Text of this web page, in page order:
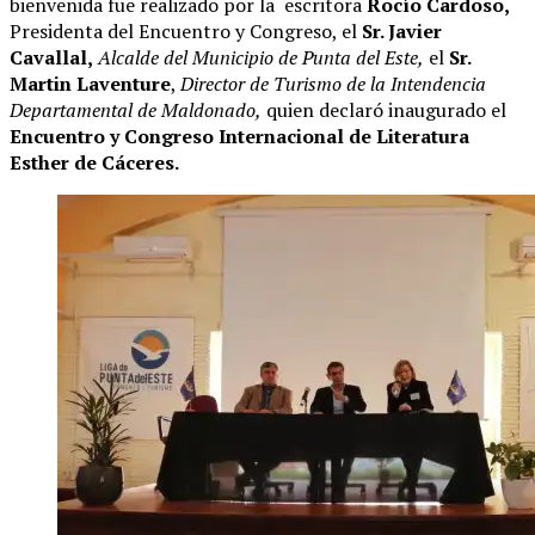
Presidenta del Encuentro y Congreso, el Sr. Javier
Cavallal, Alcalde del Municipio de Punta del Este, el Sr.
Martin Laventure,Director de Turismo de la Intendencia
Departamental de Maldonado, quien declaró inaugurado el
Encuentro y Congreso Internacional de Literatura
Esther de Cáceres.